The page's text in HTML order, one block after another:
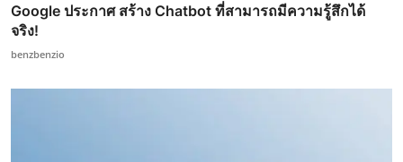
Google ประกาศ สร้าง Chatbot ที่สามารถมีความรู้สึกได้
จริง!
benzbenzio